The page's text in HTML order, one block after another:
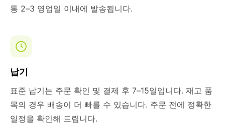
통 2–3 영업일 이내에 발송됩니다.
납기
표준 납기는 주문 확인 및 결제 후 7–15일입니다. 재고 품
목의 경우 배송이 더 빠를 수 있습니다. 주문 전에 정확한
일정을 확인해 드립니다.